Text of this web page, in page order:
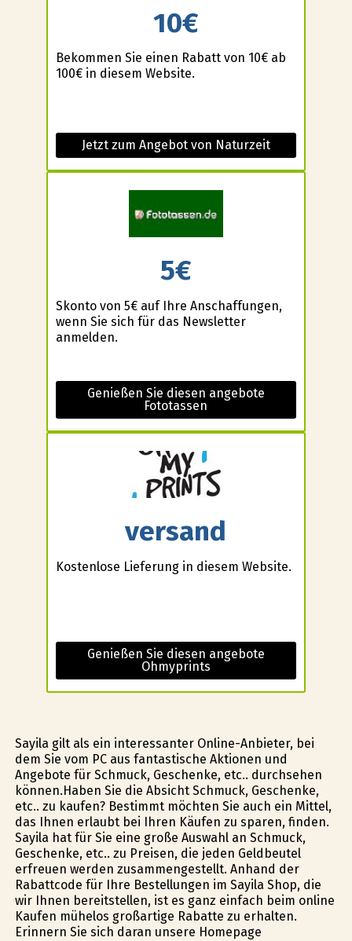
10€
Bekommen Sie einen Rabatt von 10€ ab
100€ in diesem Website.
Jetzt zum Angebot von Naturzeit
5€
Skonto von 5€ auf Ihre Anschaffungen,
wenn Sie sich für das Newsletter
anmelden.
Genießen Sie diesen angebote
Fototassen
versand
Kostenlose Lieferung in diesem Website.
Genießen Sie diesen angebote
Ohmyprints
Sayila gilt als ein interessanter Online-Anbieter, bei
dem Sie vom PC aus fantastische Aktionen und
Angebote für Schmuck, Geschenke, etc.. durchsehen
können.Haben Sie die Absicht Schmuck, Geschenke,
etc.. zu kaufen? Bestimmt möchten Sie auch ein Mittel,
das Ihnen erlaubt bei Ihren Käufen zu sparen, finden.
Sayila hat für Sie eine große Auswahl an Schmuck,
Geschenke, etc.. zu Preisen, die jeden Geldbeutel
erfreuen werden zusammengestellt. Anhand der
Rabattcode für Ihre Bestellungen im Sayila Shop, die
wir Ihnen bereitstellen, ist es ganz einfach beim online
Kaufen mühelos großartige Rabatte zu erhalten.
Erinnern Sie sich daran unsere Homepage